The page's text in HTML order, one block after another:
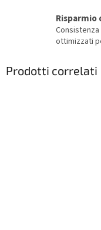
Risparmio
ottimizzati
Prodotti correlati